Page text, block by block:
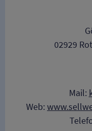
02929
Mail:
Web: